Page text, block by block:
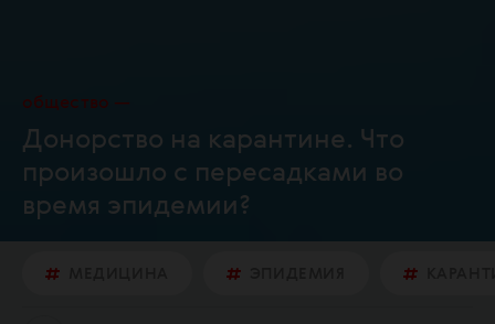
общество
Донорство на карантине. Что
произошло с пересадками во
время эпидемии?